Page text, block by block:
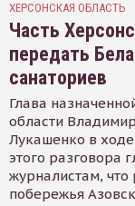
ХЕРСОНСКАЯ ОБЛАСТЬ
Часть
передать
санаториев
Глава
области
Лукашенко в
этого разговора
журналистам, что
побережья